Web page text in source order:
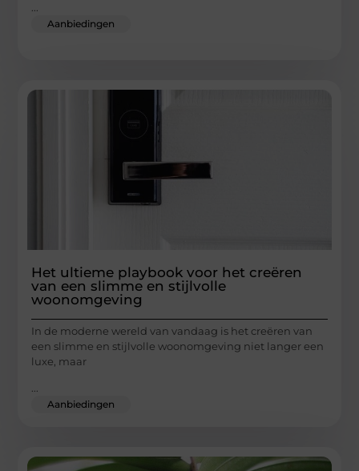
Aanbiedingen
Het ultieme playbook voor het creëren
van een slimme en stijlvolle
woonomgeving
In de moderne wereld van vandaag is het creëren van
een slimme en stijlvolle woonomgeving niet langer een
luxe, maar
...
Aanbiedingen